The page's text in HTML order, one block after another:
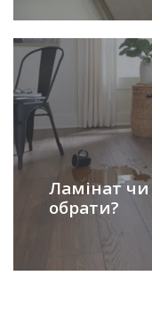
Ламінат
обрати?